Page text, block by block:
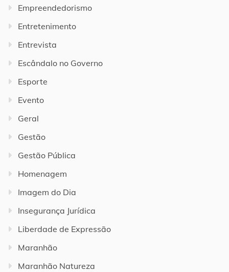
Empreendedorismo
Entretenimento
Entrevista
Escândalo no Governo
Esporte
Evento
Geral
Gestão
Gestão Pública
Homenagem
Imagem do Dia
Insegurança Jurídica
Liberdade de Expressão
Maranhão
Maranhão Natureza